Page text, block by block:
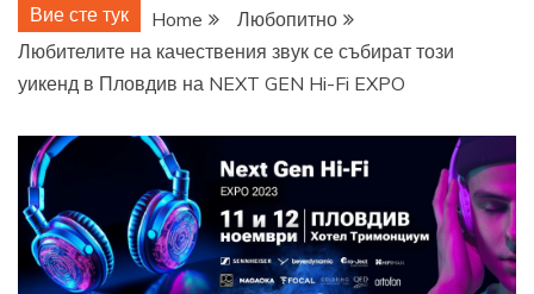
Вие сте тук Home
Любопитно
Любителите на качествения звук се събират този
уикенд в Пловдив на NEXT GEN Hi-Fi EXPO